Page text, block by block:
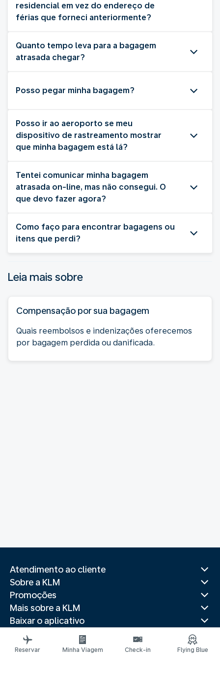
residencial em vez do endereço de
férias que forneci anteriormente?
Quanto tempo leva para a bagagem
atrasada chegar?
Posso pegar minha bagagem?
Posso ir ao aeroporto se meu
dispositivo de rastreamento mostrar
que minha bagagem está lá?
Tentei comunicar minha bagagem
atrasada on-line, mas não consegui. O
que devo fazer agora?
Como faço para encontrar bagagens ou
itens que perdi?
Leia mais sobre
Compensação por sua bagagem
Quais reembolsos e indenizações oferecemos
por bagagem perdida ou danificada.
Atendimento ao cliente
Sobre a KLM
Promoções
Mais sobre a KLM
Baixar o aplicativo
Sites relacionados
Guias de viagem
Reservar Minha Viagem Check-in Flying Blue